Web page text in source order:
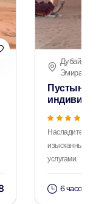
Дубай,
Эмираты
Насладитесь
изысканным
услугами.
6 часов